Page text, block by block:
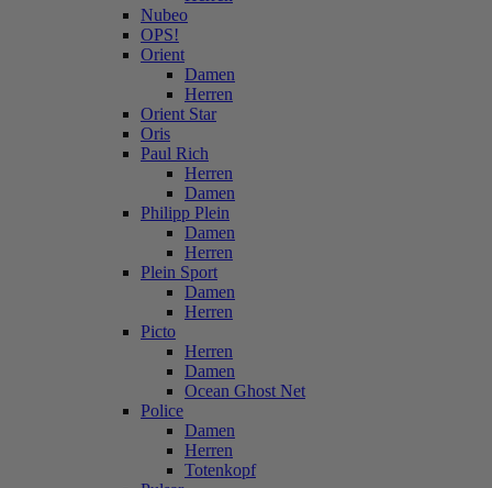
Nubeo
OPS!
Orient
Damen
Herren
Orient Star
Oris
Paul Rich
Herren
Damen
Philipp Plein
Damen
Herren
Plein Sport
Damen
Herren
Picto
Herren
Damen
Ocean Ghost Net
Police
Damen
Herren
Totenkopf